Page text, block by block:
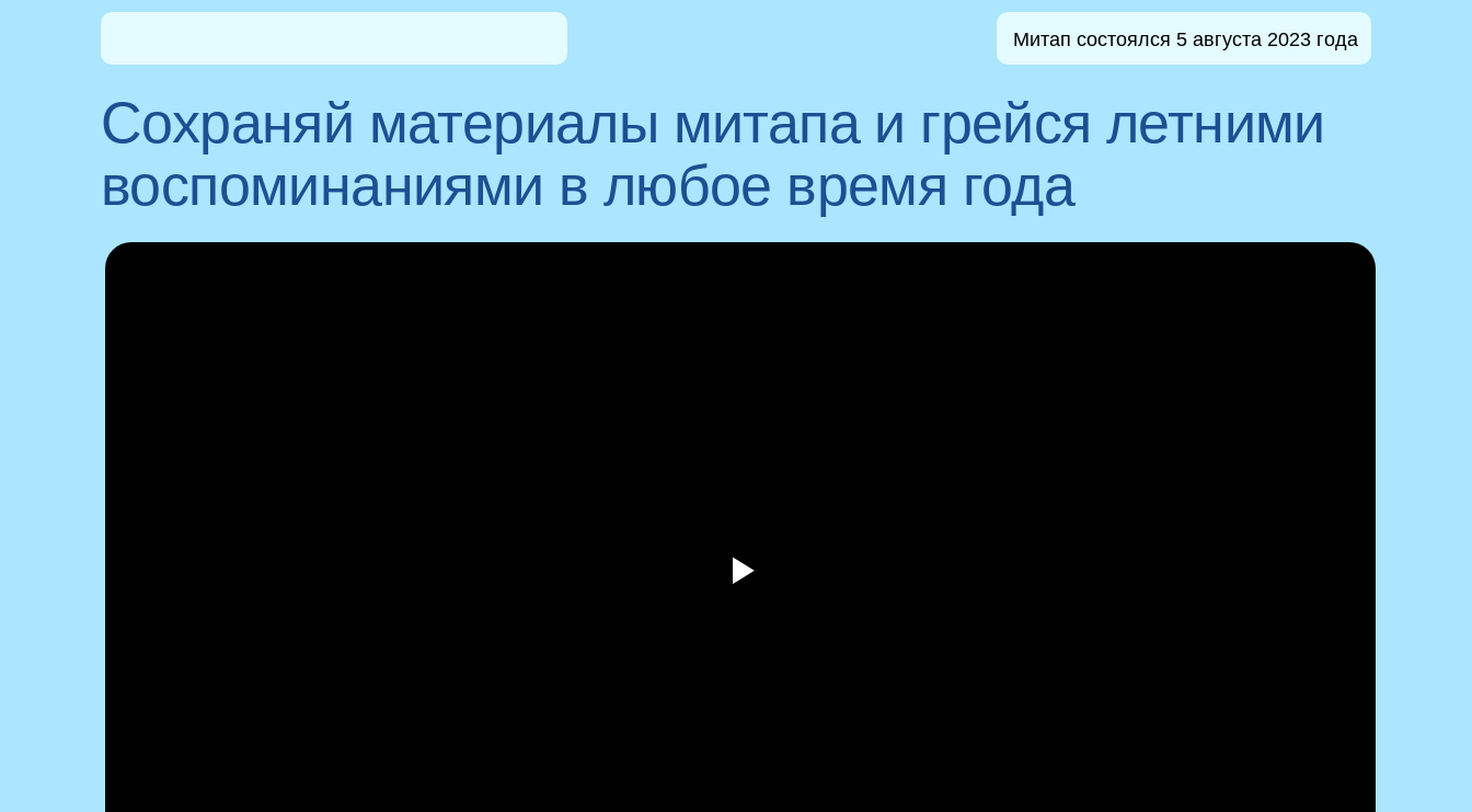
Митап состоялся 5 августа 2023 года
Сохраняй материалы митапа и грейся летними
воспоминаниями в любое время года